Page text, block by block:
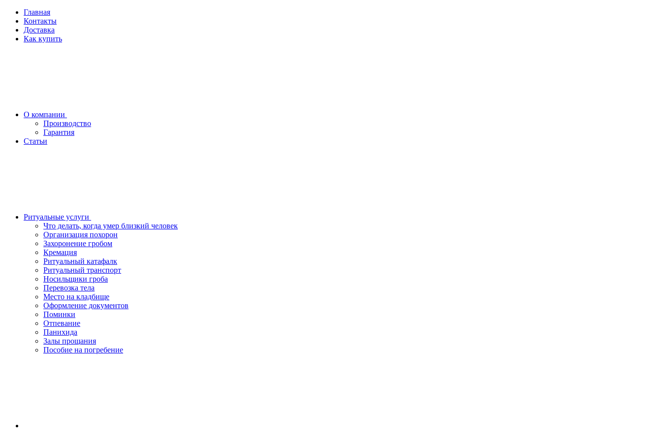
Главная
Контакты
Доставка
Как купить
О компании
Производство
Гарантия
Статьи
Ритуальные услуги
Что делать, когда умер близкий человек
Организация похорон
Захоронение гробом
Кремация
Ритуальный катафалк
Ритуальный транспорт
Носильщики гроба
Перевозка тела
Место на кладбище
Оформление документов
Поминки
Отпевание
Панихида
Залы прощания
Пособие на погребение